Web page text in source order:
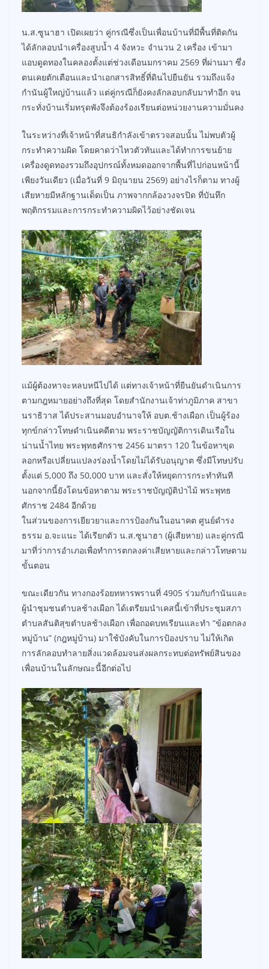
น.ส.ซูนาฮา เปิดเผยว่า คู่กรณีซึ่งเป็นเพื่อนบ้านที่มีพื้นที่ติดกัน
ได้ลักลอบนำเครื่องสูบน้ำ 4 จังหวะ จำนวน 2 เครื่อง เข้ามา
แอบดูดทองในคลองตั้งแต่ช่วงเดือนมกราคม 2569 ที่ผ่านมา ซึ่ง
ตนเคยตักเตือนและนำเอกสารสิทธิ์ที่ดินไปยืนยัน รวมถึงแจ้ง
กำนันผู้ใหญ่บ้านแล้ว แต่คู่กรณีก็ยังคงลักลอบกลับมาทำอีก จน
กระทั่งบ้านเริ่มทรุดพังจึงต้องร้องเรียนต่อหน่วยงานความมั่นคง
ในระหว่างที่เจ้าหน้าที่สนธิกำลังเข้าตรวจสอบนั้น ไม่พบตัวผู้
กระทำความผิด โดยคาดว่าไหวตัวทันและได้ทำการขนย้าย
เครื่องดูดทองรวมถึงอุปกรณ์ทั้งหมดออกจากพื้นที่ไปก่อนหน้านี้
เพียงวันเดียว (เมื่อวันที่ 9 มิถุนายน 2569) อย่างไรก็ตาม ทางผู้
เสียหายมีหลักฐานเด็ดเป็น ภาพจากกล้องวงจรปิด ที่บันทึก
พฤติกรรมและการกระทำความผิดไว้อย่างชัดเจน
แม้ผู้ต้องหาจะหลบหนีไปได้ แต่ทางเจ้าหน้าที่ยืนยันดำเนินการ
ตามกฎหมายอย่างถึงที่สุด โดยสำนักงานเจ้าท่าภูมิภาค สาขา
นราธิวาส ได้ประสานมอบอำนาจให้ อบต.ช้างเผือก เป็นผู้ร้อง
ทุกข์กล่าวโทษดำเนินคดีตาม พระราชบัญญัติการเดินเรือใน
น่านน้ำไทย พระพุทธศักราช 2456 มาตรา 120 ในข้อหาขุด
ลอกหรือเปลี่ยนแปลงร่องน้ำโดยไม่ได้รับอนุญาต ซึ่งมีโทษปรับ
ตั้งแต่ 5,000 ถึง 50,000 บาท และสั่งให้หยุดการกระทำทันที
นอกจากนี้ยังโดนข้อหาตาม พระราชบัญญัติป่าไม้ พระพุทธ
ศักราช 2484 อีกด้วย
ในส่วนของการเยียวยาและการป้องกันในอนาคต ศูนย์ดำรง
ธรรม อ.จะแนะ ได้เรียกตัว น.ส.ซูนาฮา (ผู้เสียหาย) และคู่กรณี
มาที่ว่าการอำเภอเพื่อทำการตกลงค่าเสียหายและกล่าวโทษตาม
ขั้นตอน
ขณะเดียวกัน ทางกองร้อยทหารพรานที่ 4905 ร่วมกับกำนันและ
ผู้นำชุมชนตำบลช้างเผือก ได้เตรียมนำเคสนี้เข้าที่ประชุมสภา
ตำบลสันติสุขตำบลช้างเผือก เพื่อถอดบทเรียนและทำ “ข้อตกลง
หมู่บ้าน” (กฎหมู่บ้าน) มาใช้บังคับในการป้องปราบ ไม่ให้เกิด
การลักลอบทำลายสิ่งแวดล้อมจนส่งผลกระทบต่อทรัพย์สินของ
เพื่อนบ้านในลักษณะนี้อีกต่อไป